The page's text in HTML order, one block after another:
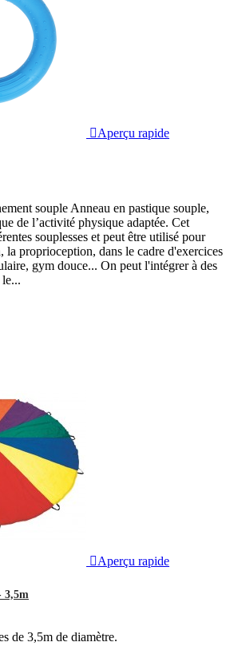
Aperçu rapide
souple Anneau en pastique souple,
de l’activité physique adaptée. Cet
souplesses et peut être utilisé pour
la proprioception, dans le cadre d'exercices
gym douce... On peut l'intégrer à des
Aperçu rapide
3,5m
de 3,5m de diamètre.